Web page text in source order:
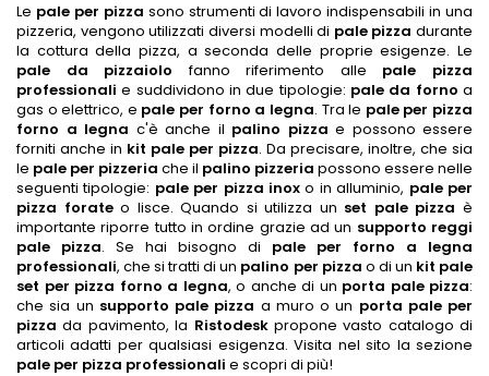
Le pale per pizza sono strumenti di lavoro indispensabili in una
pizzeria, vengono utilizzati diversi modelli di pale pizza durante
la cottura della pizza, a seconda delle proprie esigenze. Le
pale da pizzaiolo fanno riferimento alle pale pizza
professionali e suddividono in due tipologie: pale da forno a
gas o elettrico, e pale per forno a legna. Tra le pale per pizza
forno a legna c'è anche il palino pizza e possono essere
forniti anche in kit pale per pizza. Da precisare, inoltre, che sia
le pale per pizzeria che il palino pizzeria possono essere nelle
seguenti tipologie: pale per pizza inox o in alluminio, pale per
pizza forateo lisce. Quando si utilizza un set pale pizza è
importante riporre tutto in ordine grazie ad un supporto reggi
pale pizza. Se hai bisogno di pale per forno a legna
professionali, che si tratti di un palino per pizza o di un kit pale
set per pizza forno a legna, o anche di un porta pale pizza:
che sia un supporto pale pizza a muro o un porta pale per
pizza da pavimento, la Ristodeskpropone vasto catalogo di
articoli adatti per qualsiasi esigenza. Visita nel sito la sezione
pale per pizza professionali e scopri di più!